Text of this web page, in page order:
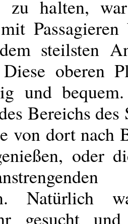
zu halten,
steilsten
Diese oberen
und
Bereichs des
von dort nach
oder
Natürlich
gesucht und